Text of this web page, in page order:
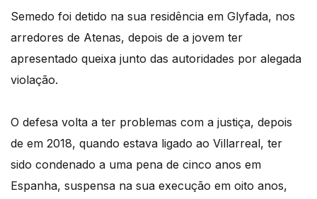
Semedo foi detido na sua residência em Glyfada, nos
arredores de Atenas, depois de a jovem ter
apresentado queixa junto das autoridades por alegada
violação.
O defesa volta a ter problemas com a justiça, depois
de em 2018, quando estava ligado ao Villarreal, ter
sido condenado a uma pena de cinco anos em
Espanha, suspensa na sua execução em oito anos,